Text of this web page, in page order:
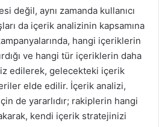
değil, aynı zamanda kullanıcı
da içerik analizinin kapsamına
hangi içeriklerin
ve hangi tür içeriklerin daha
edilerek, gelecekteki içerik
elde edilir. İçerik analizi,
de yararlıdır; rakiplerin hangi
kendi içerik stratejinizi